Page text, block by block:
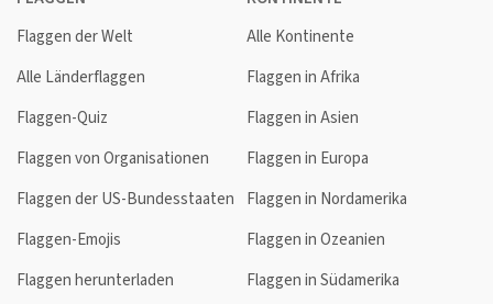
Flaggen der Welt
Alle Länderflaggen
Flaggen-Quiz
Flaggen von Organisationen
Flaggen der US-Bundesstaaten
Flaggen-Emojis
Flaggen herunterladen
Alle Kontinente
Flaggen in Afrika
Flaggen in Asien
Flaggen in Europa
Flaggen in Nordamerika
Flaggen in Ozeanien
Flaggen in Südamerika